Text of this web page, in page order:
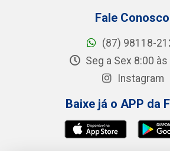
Fale Conosco
(87) 98118-
Seg a Sex 8:00
Instagram
Baixe já o APP da